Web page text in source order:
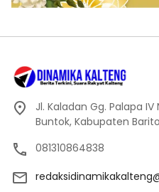
Jl. Kaladan Gg. Palapa IV
Buntok, Kabupaten
081310864838